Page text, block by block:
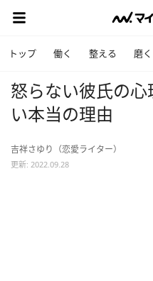
トップ 働く 整える 磨く
怒らない彼氏の
い本当の理由
吉祥さゆり（恋愛ライター）
更新: 2022.09.28